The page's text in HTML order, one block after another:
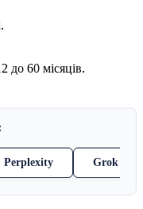
до 60 місяців.
Perplexity Grok